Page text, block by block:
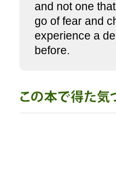
and not one
go of fear and
experience a
before.